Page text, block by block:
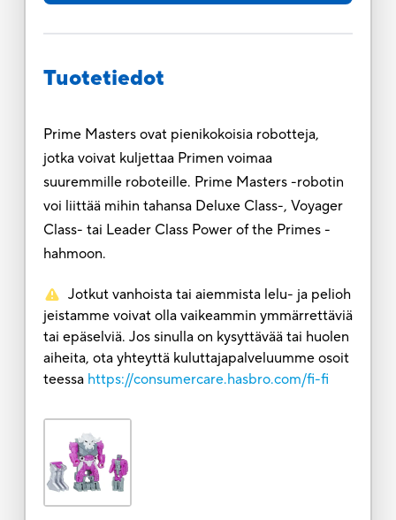
Tuotetiedot
Prime Masters ovat pienikokoisia robotteja,
jotka voivat kuljettaa Primen voimaa
suuremmille roboteille. Prime Masters -robotin
voi liittää mihin tahansa Deluxe Class-, Voyager
Class- tai Leader Class Power of the Primes -
hahmoon.
Jotkut vanhoista tai aiemmista lelu- ja pelioh
jeistamme voivat olla vaikeammin ymmärrettäviä
tai epäselviä. Jos sinulla on kysyttävää tai huolen
aiheita, ota yhteyttä kuluttajapalveluumme osoit
teessa https://consumercare.hasbro.com/fi-fi